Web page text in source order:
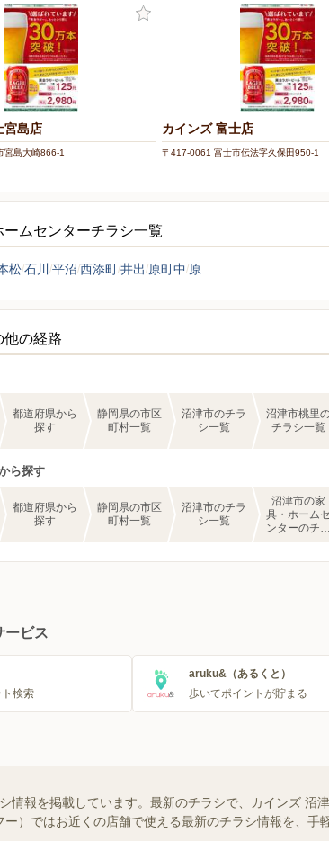
宮島店
宮島大崎866-1
カインズ 富士店
〒417-0061 富士市伝法字久保田950-1
ムセンターチラシ一覧
松石川 平沼 西添町井出 原町中 原
他の経路
都道府県から
探す
静岡県の市区
町村一覧
沼津市のチラ
シ一覧
沼津市桃里
チラシ一覧
ら探す
都道府県から
探す
静岡県の市区
町村一覧
沼津市のチラ
シ一覧
沼津市の家
具・ホームセ
ンターのチラ
ービス
検索
aruku&（あるくと）
歩いてポイントが貯まる
情報を掲載しています。最新のチラシで、カインズ 沼
ー）ではお近くの店舗で使える最新のチラシ情報を、手